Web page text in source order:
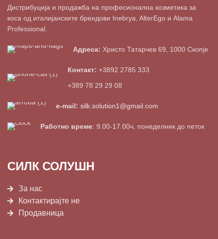
Дистрибуција и продажба на професионална козметика за
коса од италијанските брендови Inebrya, AlterEgo и Alama
Professional.
Адреса: Христо Татарчев 69, 1000 Скопје
Контакт: +3892 2785 333
+389 78 29 29 08
e-mail: silk.solution1@gmail.com
Работно време: 9.00-17.00ч, понеделник до петок
СИЛК СОЛУШН
За нас
Контактирајте не
Продавница